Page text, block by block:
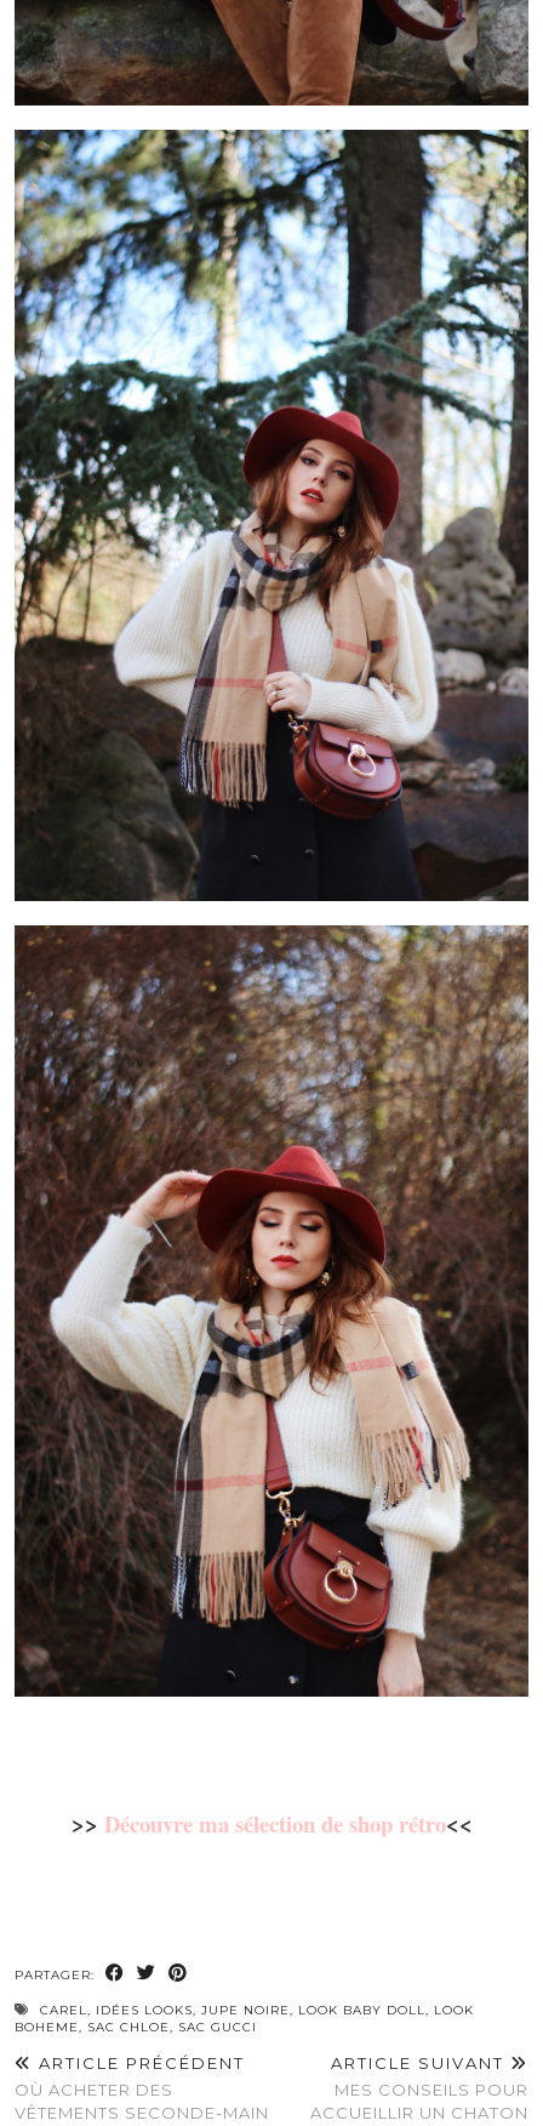
>> Découvre ma sélection de shop rétro<<
PARTAGER:
CAREL, IDÉES LOOKS, JUPE NOIRE, LOOK BABY DOLL, LOOK
BOHEME, SAC CHLOE, SAC GUCCI
ARTICLE PRÉCÉDENT
OÙ ACHETER DES
VÊTEMENTS SECONDE-MAIN
ARTICLE SUIVANT
MES CONSEILS POUR
ACCUEILLIR UN CHATON